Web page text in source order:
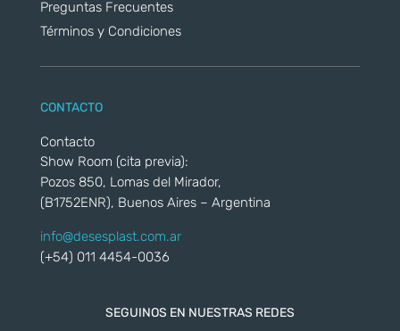
Preguntas Frecuentes
Términos y Condiciones
CONTACTO
Contacto
Show Room (cita previa):
Pozos 850, Lomas del Mirador,
(B1752ENR), Buenos Aires – Argentina
info@desesplast.com.ar
(+54) 011 4454-0036
SEGUINOS EN NUESTRAS REDES